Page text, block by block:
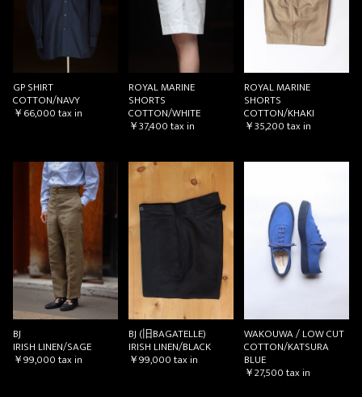
GP SHIRT
COTTON/NAVY
￥66,000tax in
ROYAL MARINE
SHORTS
COTTON/WHITE
￥37,400tax in
ROYAL MARINE
SHORTS
COTTON/KHAKI
￥35,200tax in
BJ
IRISH LINEN/SAGE
￥99,000tax in
BJ (旧BAGATELLE)
IRISH LINEN/BLACK
￥99,000tax in
WAKOUWA / LOW CUT
COTTON/KATSURA
BLUE
￥27,500tax in